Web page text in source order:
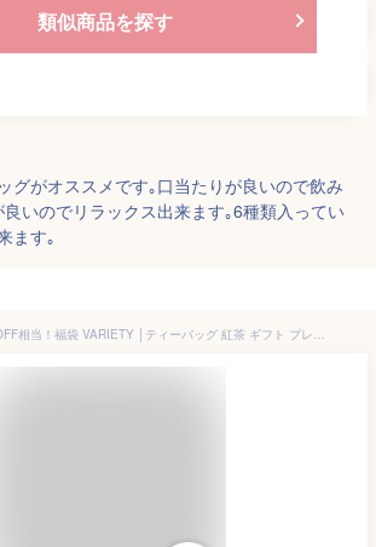
類似商品を探す
グがオススメです｡口当たりが良いので飲み
いのでリラックス出来ます｡6種類入ってい
ます｡
【公式】40％OFF相当！福袋 VARIETY │ティーバッグ 紅茶 ギフト プレゼント 季節限定 冬 出産 結婚 かわいい フレーバーティー │ カレルチャペック